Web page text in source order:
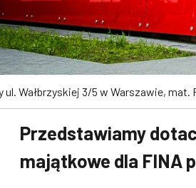
ul. Wałbrzyskiej 3/5 w Warszawie, mat.
Przedstawiamy
majątkowe dla FINA